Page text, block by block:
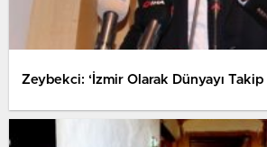
Zeybekci: ‘İzmir Olarak Dünyayı Takip